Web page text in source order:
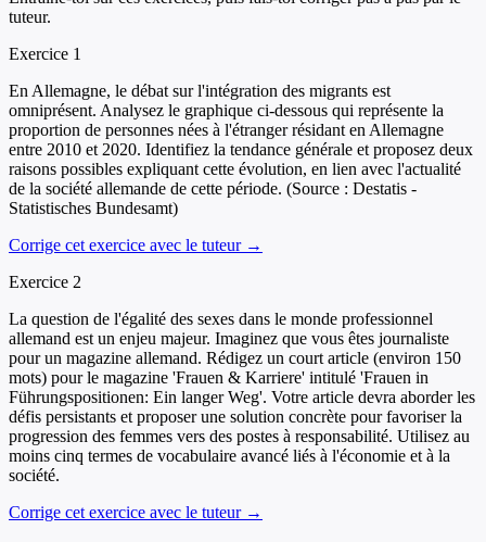
tuteur.
Exercice 1
En Allemagne, le débat sur l'intégration des migrants est
omniprésent. Analysez le graphique ci-dessous qui représente la
proportion de personnes nées à l'étranger résidant en Allemagne
entre 2010 et 2020. Identifiez la tendance générale et proposez deux
raisons possibles expliquant cette évolution, en lien avec l'actualité
de la société allemande de cette période. (Source : Destatis -
Statistisches Bundesamt)
Corrige cet exercice avec le tuteur →
Exercice 2
La question de l'égalité des sexes dans le monde professionnel
allemand est un enjeu majeur. Imaginez que vous êtes journaliste
pour un magazine allemand. Rédigez un court article (environ 150
mots) pour le magazine 'Frauen & Karriere' intitulé 'Frauen in
Führungspositionen: Ein langer Weg'. Votre article devra aborder les
défis persistants et proposer une solution concrète pour favoriser la
progression des femmes vers des postes à responsabilité. Utilisez au
moins cinq termes de vocabulaire avancé liés à l'économie et à la
société.
Corrige cet exercice avec le tuteur →